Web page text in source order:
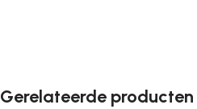
Gerelateerde producten